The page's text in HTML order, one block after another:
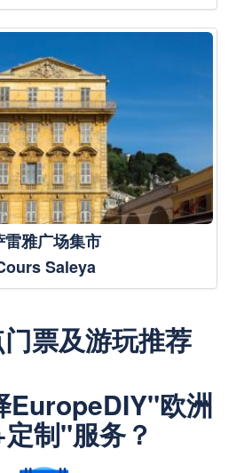
雷雅广场集市
Saleya
票及游玩推荐
EuropeDIY"欧洲
制"服务？